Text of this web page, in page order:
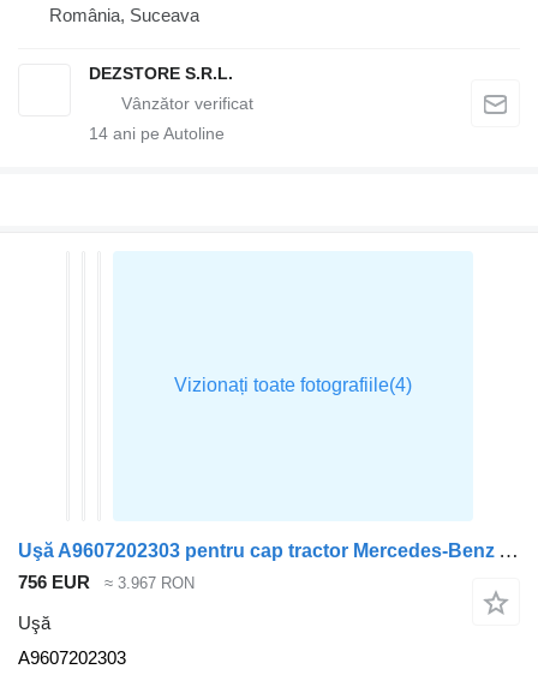
România, Suceava
DEZSTORE S.R.L.
14 ani pe Autoline
Uşă A9607202303 pentru cap tractor Mercedes-Benz ACTROS MP4
756 EUR ≈ 3.967 RON
Uşă
A9607202303